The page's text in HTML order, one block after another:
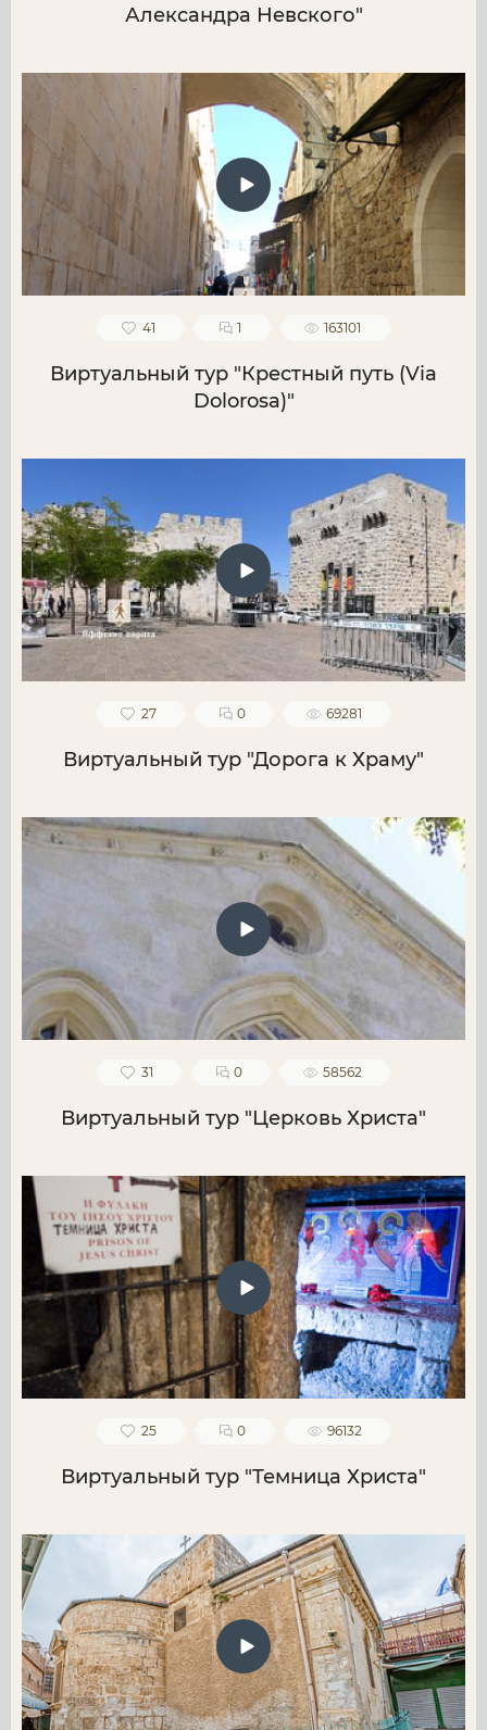
Александра Невского"
41 1 163101
Виртуальный тур "Крестный путь (Via
Dolorosa)"
27 0 69281
Виртуальный тур "Дорога к Храму"
31 0 58562
Виртуальный тур "Церковь Христа"
25 0 96132
Виртуальный тур "Темница Христа"